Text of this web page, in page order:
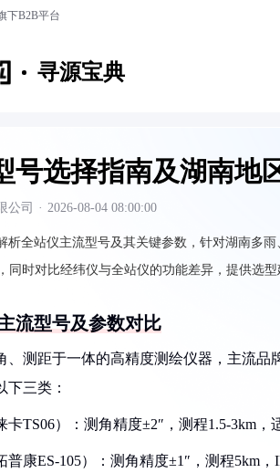
下B2B平台
寻源宝典
号选择指南及湖南地
公司 · 2026-08-04 08:00:00
析全站仪主流型号及其关键参数，针对湖南多
同时对比经纬仪与全站仪的功能差异，提供选型
流型号及参数对比
、测距于一体的高精度测绘仪器，主流
下三类：
卡TS06）：测角精度±2″，测程1.5-3km，
普康ES-105）：测角精度±1″，测程5km